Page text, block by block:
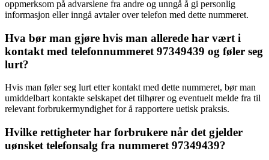
oppmerksom på advarslene fra andre og unngå å gi personlig
informasjon eller inngå avtaler over telefon med dette nummeret.
Hva bør man gjøre hvis man allerede har vært i
kontakt med telefonnummeret 97349439 og føler seg
lurt?
Hvis man føler seg lurt etter kontakt med dette nummeret, bør man
umiddelbart kontakte selskapet det tilhører og eventuelt melde fra til
relevant forbrukermyndighet for å rapportere uetisk praksis.
Hvilke rettigheter har forbrukere når det gjelder
uønsket telefonsalg fra nummeret 97349439?